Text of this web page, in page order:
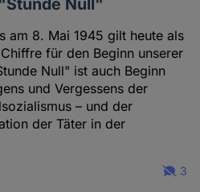
am 8. Mai 1945 gilt heute als
für den Beginn unserer
Null" ist auch Beginn
und Vergessens der
– und der
der Täter in der
3